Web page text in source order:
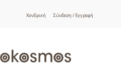
Χονδρική Σύνδεση / Εγγραφή